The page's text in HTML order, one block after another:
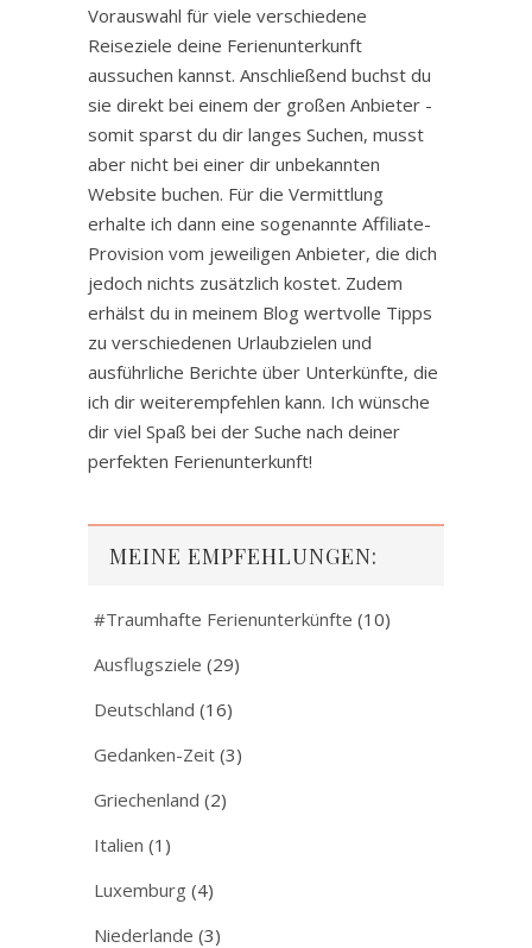
Vorauswahl für viele verschiedene
Reiseziele deine Ferienunterkunft
aussuchen kannst. Anschließend buchst du
sie direkt bei einem der großen Anbieter -
somit sparst du dir langes Suchen, musst
aber nicht bei einer dir unbekannten
Website buchen. Für die Vermittlung
erhalte ich dann eine sogenannte Affiliate-
Provision vom jeweiligen Anbieter, die dich
jedoch nichts zusätzlich kostet. Zudem
erhälst du in meinem Blog wertvolle Tipps
zu verschiedenen Urlaubzielen und
ausführliche Berichte über Unterkünfte, die
ich dir weiterempfehlen kann. Ich wünsche
dir viel Spaß bei der Suche nach deiner
perfekten Ferienunterkunft!
MEINE EMPFEHLUNGEN:
#Traumhafte Ferienunterkünfte (10)
Ausflugsziele (29)
Deutschland (16)
Gedanken-Zeit (3)
Griechenland (2)
Italien (1)
Luxemburg (4)
Niederlande (3)